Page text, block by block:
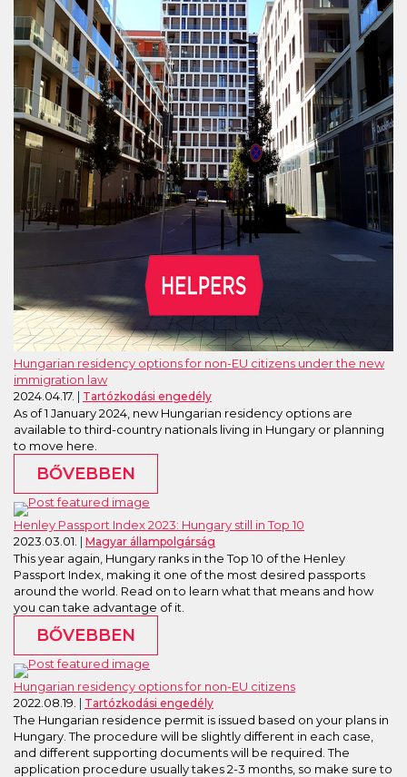
Hungarian residency options for non-EU citizens under the new
immigration law
2024.04.17.
Tartózkodási engedély
As of 1 January 2024, new Hungarian residency options are
available to third-country nationals living in Hungary or planning
to move here.
BŐVEBBEN
Henley Passport Index 2023: Hungary still in Top 10
2023.03.01.
Magyar állampolgárság
This year again, Hungary ranks in the Top 10 of the Henley
Passport Index, making it one of the most desired passports
around the world. Read on to learn what that means and how
you can take advantage of it.
BŐVEBBEN
Hungarian residency options for non-EU citizens
2022.08.19.
Tartózkodási engedély
The Hungarian residence permit is issued based on your plans in
Hungary. The procedure will be slightly different in each case,
and different supporting documents will be required. The
application procedure usually takes 2-3 months, so make sure to